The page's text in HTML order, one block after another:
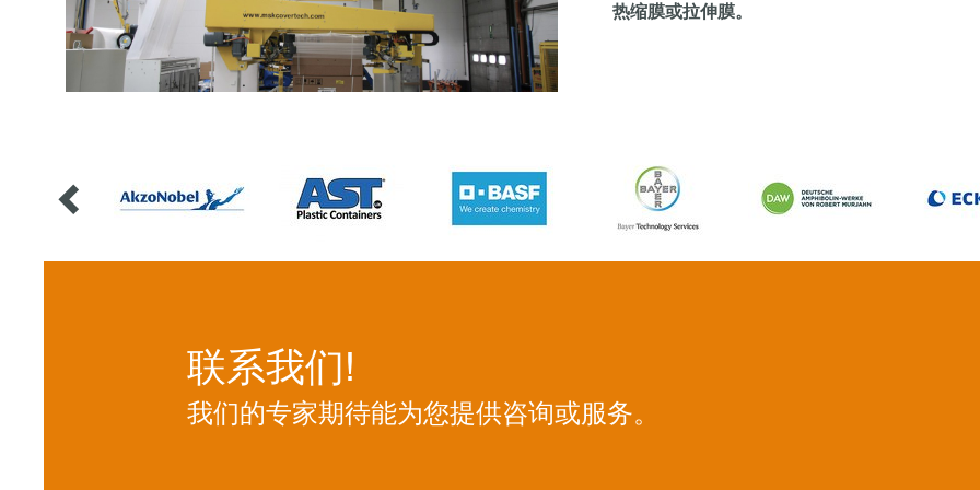
热缩膜或拉伸膜。
联系我们!
我们的专家期待能为您提供咨询或服务。